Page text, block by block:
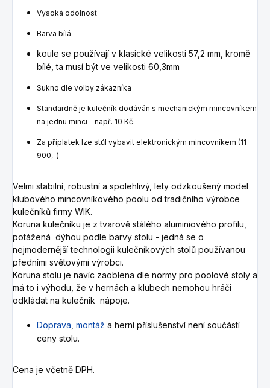
Vysoká odolnost
Barva bílá
koule se používají v klasické velikosti 57,2 mm, kromě
bílé, ta musí být ve velikosti 60,3mm
Sukno dle volby zákazníka
Standardně je kulečník dodáván s mechanickým mincovníkem
na jednu minci - např. 10 Kč.
Za příplatek lze stůl vybavit elektronickým mincovníkem (11
900,-)
Velmi stabilní, robustní a spolehlivý, lety odzkoušený model
klubového mincovníkového poolu od tradičního výrobce
kulečníků firmy WIK.
Koruna kulečníku je z tvarově stálého aluminiového profilu,
potážená dýhou podle barvy stolu - jedná se o
nejmodernější technologii kulečníkových stolů používanou
předními světovými výrobci.
Koruna stolu je navíc zaoblena dle normy pro poolové stoly a
má to i výhodu, že v hernách a klubech nemohou hráči
odkládat na kulečník nápoje.
Doprava montáž a herní příslušenství není součástí
ceny stolu.
Cena je včetně DPH.